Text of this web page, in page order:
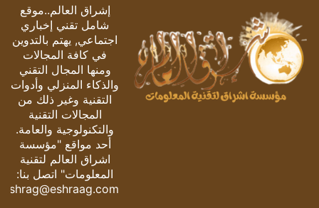
إشراق العالم..موقع
شامل تقني إخباري
اجتماعي, يهتم بالتدوين
في كافة المجالات
ومنها المجال التقني
والذكاء المنزلي وأدوات
التقنية وغير ذلك من
المجالات التقنية
والتكنولوجية والعامة.
أحد مواقع "مؤسسة
اشراق العالم لتقنية
المعلومات" اتصل بنا:
eshrag@eshraag.com